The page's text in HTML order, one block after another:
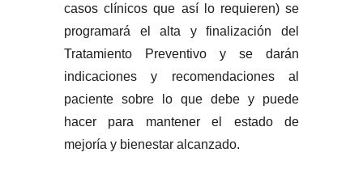
casos clínicos que así lo requieren) se
programará el alta y finalización del
Tratamiento Preventivo y se darán
indicaciones y recomendaciones al
paciente sobre lo que debe y puede
hacer para mantener el estado de
mejoría y bienestar alcanzado.